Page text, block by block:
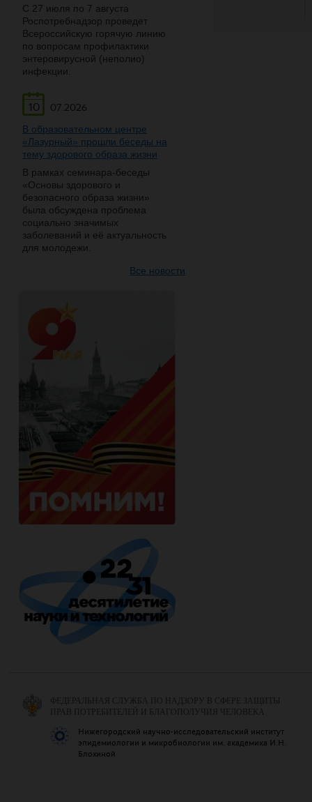
С 27 июля по 7 августа
Роспотребнадзор проведет
Всероссийскую горячую линию
по вопросам профилактики
энтеровирусной (неполио)
инфекции.
10
07.2026
В образовательном центре
«Лазурный» прошли беседы на
тему здорового образа жизни
В рамках семинара-беседы
«Основы здорового и
безопасного образа жизни»
была обсуждена проблема
социально значимых
заболеваний и её актуальность
для молодежи.
Все новости
ФЕДЕРАЛЬНАЯ СЛУЖБА ПО НАДЗОРУ В СФЕРЕ ЗАЩИТЫ
ПРАВ ПОТРЕБИТЕЛЕЙ И БЛАГОПОЛУЧИЯ ЧЕЛОВЕКА
Нижегородский научно-исследовательский институт
эпидемиологии и микробиологии им. академика И.Н.
Блохиной